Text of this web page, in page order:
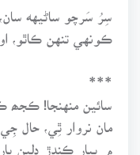
سِرُ سَرچو ساڻيهه
ڪونهي تنهن ڪاٿو،
***
مان نروار ٿِي، حال
۾ پيار ڪندڙ دلين